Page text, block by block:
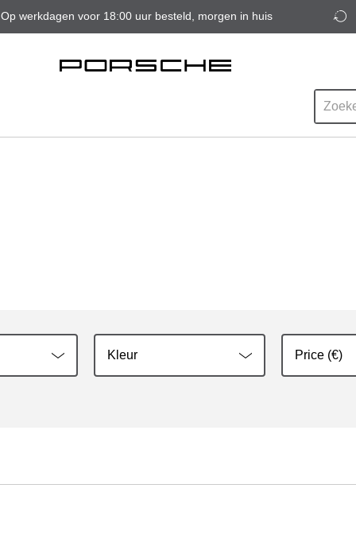
Op werkdagen voor 18:00 uur besteld, morgen in huis
Kleur Price (€)